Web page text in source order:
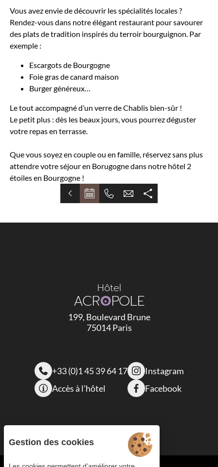
Vous avez envie de découvrir les spécialités locales ?
Rendez-vous dans notre élégant restaurant pour savourer
des plats de tradition inspirés du terroir bourguignon. Par
exemple :
Escargots de Bourgogne
Foie gras de canard maison
Burger généreux…
Le tout accompagné d’un verre de Chablis bien-sûr !
Le petit plus : dès les beaux jours, vous pourrez déguster
votre repas en terrasse.
Que vous soyez en couple ou en famille, réservez sans plus
attendre votre séjour en Borugogne dans notre hôtel 2
étoiles en Bourgogne !
Hôtel
ACROPOLE
199, Boulevard Brune
75014 Paris
+33 (0)1 45 39 64 17
Accès à l'hôtel
Instagram
Facebook
Gestion des cookies